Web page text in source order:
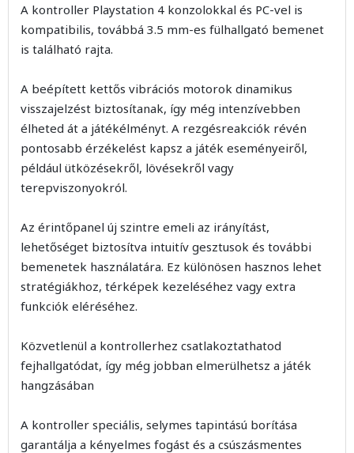
A kontroller Playstation 4 konzolokkal és PC-vel is
kompatibilis, továbbá 3.5 mm-es fülhallgató bemenet
is található rajta.
A beépített kettős vibrációs motorok dinamikus
visszajelzést biztosítanak, így még intenzívebben
élheted át a játékélményt. A rezgésreakciók révén
pontosabb érzékelést kapsz a játék eseményeiről,
például ütközésekről, lövésekről vagy
terepviszonyokról.
Az érintőpanel új szintre emeli az irányítást,
lehetőséget biztosítva intuitív gesztusok és további
bemenetek használatára. Ez különösen hasznos lehet
stratégiákhoz, térképek kezeléséhez vagy extra
funkciók eléréséhez.
Közvetlenül a kontrollerhez csatlakoztathatod
fejhallgatódat, így még jobban elmerülhetsz a játék
hangzásában
A kontroller speciális, selymes tapintású borítása
garantálja a kényelmes fogást és a csúszásmentes